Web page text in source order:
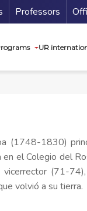
Professors
UR
(1748-1830)
en el Colegio del
(71-
volvió a su tierra.